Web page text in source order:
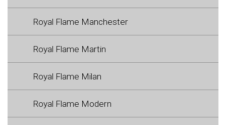
Royal Flame Manchester
Royal Flame Martin
Royal Flame Milan
Royal Flame Modern